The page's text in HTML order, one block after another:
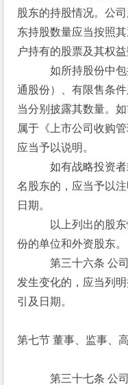
股东的持股情况。公
东持股数量应当按照
户持有的股票及其权益
如所持股份中包括
通股份）、有限售条
当分别披露其数量。
属于《上市公司收购
应当予以说明。
如有战略投资者或
名股东的，应当予以
日期。
以上列出的股东情
份的单位和外资股东。
第三十六条 公司
发生变化的，应当列
引及日期。
第七节 董事、监事、
第三十七条 公司